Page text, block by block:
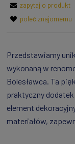
zapytaj o produkt
poleć znajomemu
Przedstawiamy
wykonaną w
Bolesławca. Ta
praktyczny
element
materiałów,